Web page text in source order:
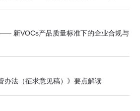
新VOCs产品质量标准下的企业合规与
办法（征求意见稿）》要点解读